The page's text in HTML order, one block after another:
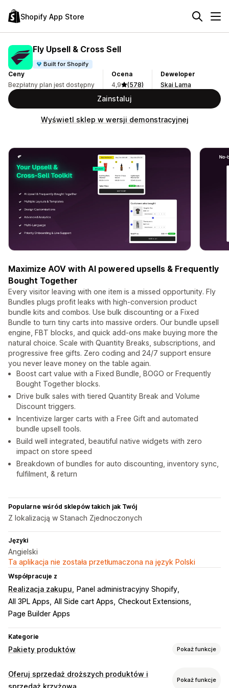
Shopify App Store
Fly Upsell & Cross Sell
Built for Shopify
Ceny
Bezpłatny plan jest dostępny
Ocena
4,9
(578)
Deweloper
Skai Lama
Zainstaluj
Wyświetl sklep w wersji demonstracyjnej
Maximize AOV with AI powered upsells & Frequently
Bought Together
Every visitor leaving with one item is a missed opportunity. Fly
Bundles plugs profit leaks with high-conversion product
bundle kits and combos. Use bulk discounting or a Fixed
Bundle to turn tiny carts into massive orders. Our bundle upsell
engine, FBT blocks, and quick add-ons make buying more the
natural choice. Scale with Quantity Breaks, subscriptions, and
progressive free gifts. Zero coding and 24/7 support ensure
you never leave money on the table again.
Boost cart value with a Fixed Bundle, BOGO or Frequently
Bought Together blocks.
Drive bulk sales with tiered Quantity Break and Volume
Discount triggers.
Incentivize larger carts with a Free Gift and automated
bundle upsell tools.
Build well integrated, beautiful native widgets with zero
impact on store speed
Breakdown of bundles for auto discounting, inventory sync,
fulfilment, & return
Popularne wśród sklepów takich jak Twój
Z lokalizacją w Stanach Zjednoczonych
Języki
Angielski
Ta aplikacja nie została przetłumaczona na język Polski
Współpracuje z
Realizacja zakupu
Panel administracyjny Shopify
All 3PL Apps All Side cart Apps Checkout Extensions
Page Builder Apps
Kategorie
Pakiety produktów Pokaż funkcje
Typy pakietów
Stałe pakiety Wielopaki
Oferuj sprzedaż droższych produktów i
Pokaż funkcje